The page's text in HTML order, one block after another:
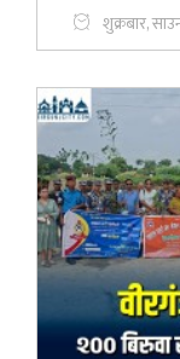
शुक्रबार,